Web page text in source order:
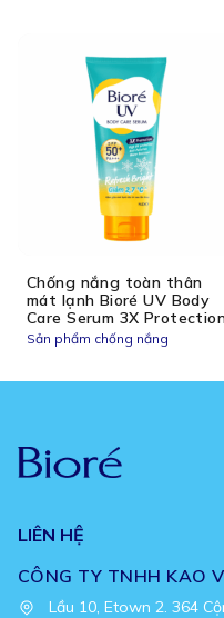
Chống nắng toàn thân
mát lạnh Bioré UV Body
Care Serum 3X
Sản phẩm chống nắng
LIÊN HỆ
CÔNG TY TNHH KAO
Lầu 10, Etown 2. 364